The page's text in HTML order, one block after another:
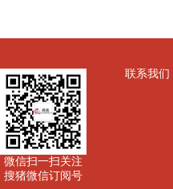
微信扫一扫关注
搜猪微信订阅号
联系我们